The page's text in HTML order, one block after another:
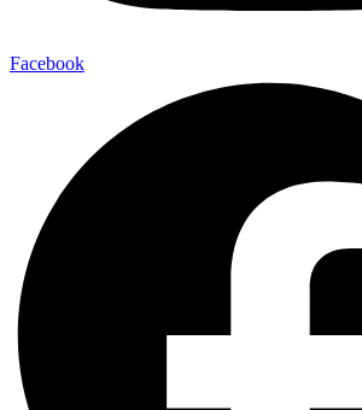
Facebook